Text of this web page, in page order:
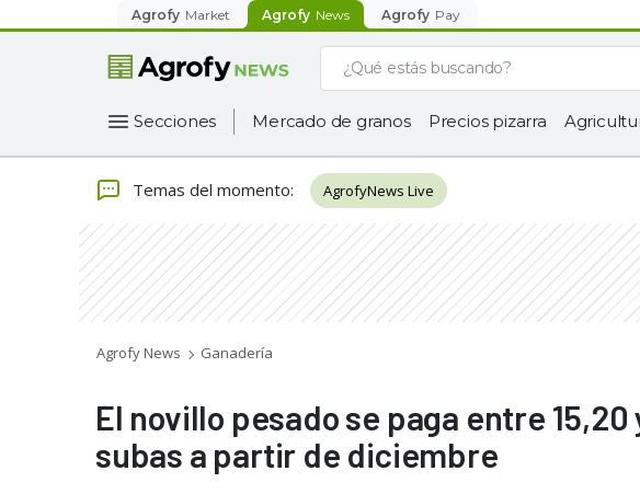
Agrofy Market Agrofy News Agrofy Pay
Secciones Mercado de granos Precios pizarra
Temas del momento: AgrofyNews Live
Agrofy News Ganadería
El novillo pesado se paga entre
subas a partir de diciembre